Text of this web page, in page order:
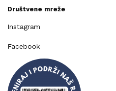
Društvene mreže
Instagram
Facebook